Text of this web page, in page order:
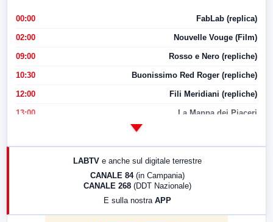
00:00 FabLab (replica)
02:00 Nouvelle Vouge (Film)
09:00 Rosso e Nero (repliche)
10:30 Buonissimo Red Roger (repliche)
12:00 Fili Meridiani (repliche)
13:00 La Mappa dei Piaceri
17:00 LabNews (replica)
LABTV e anche sul digitale terrestre
CANALE 84 (in Campania)
CANALE 268 (DDT Nazionale)
E sulla nostra APP